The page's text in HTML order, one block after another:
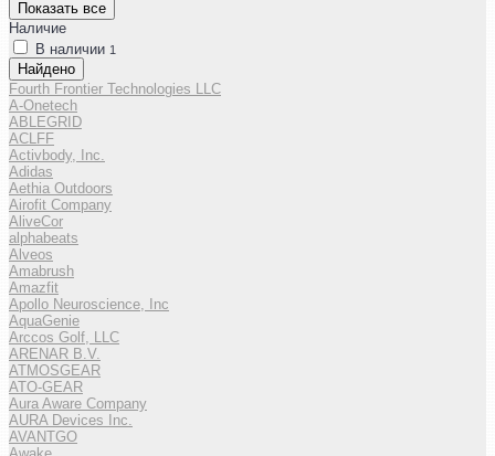
Показать все
Наличие
В наличии 1
Найдено
Fourth Frontier Technologies LLC
A-Onetech
ABLEGRID
ACLFF
Activbody, Inc.
Adidas
Aethia Outdoors
Airofit Company
AliveCor
alphabeats
Alveos
Amabrush
Amazfit
Apollo Neuroscience, Inc
AquaGenie
Arccos Golf, LLC
ARENAR B.V.
ATMOSGEAR
ATO-GEAR
Aura Aware Company
AURA Devices Inc.
AVANTGO